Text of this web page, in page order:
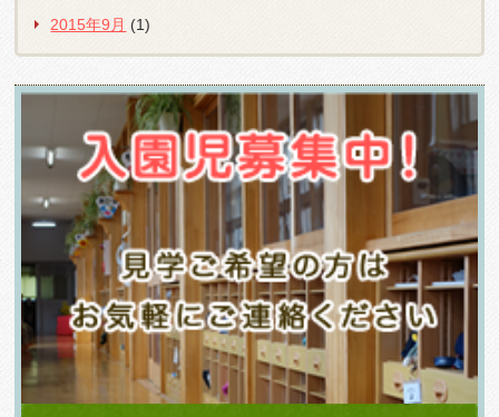
2015年9月 (1)